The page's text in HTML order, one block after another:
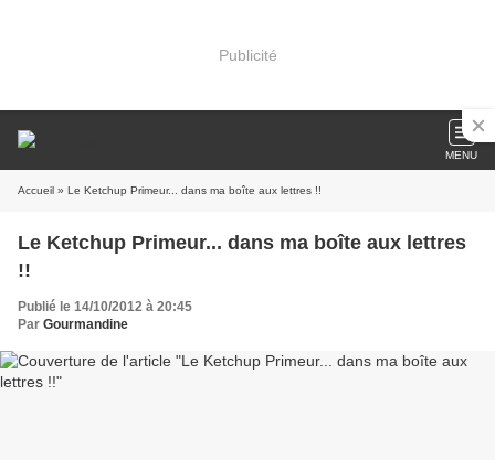
Publicité
MENU
Accueil » Le Ketchup Primeur... dans ma boîte aux lettres !!
Le Ketchup Primeur... dans ma boîte aux lettres
!!
Publié le 14/10/2012 à 20:45
Par Gourmandine